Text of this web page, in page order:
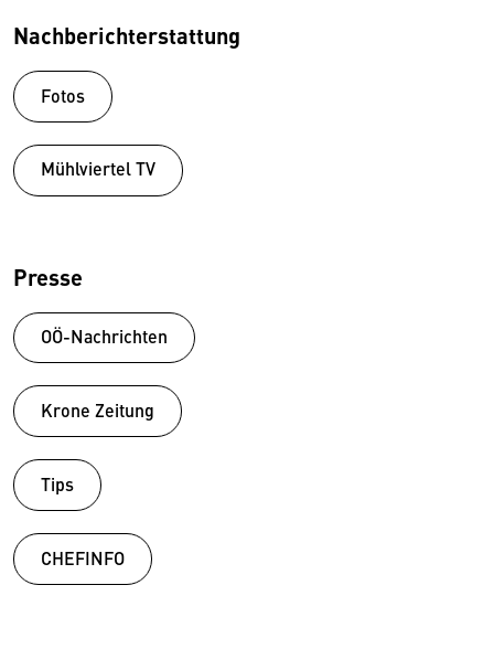
Nachberichterstattung
Fotos
Mühlviertel TV
Presse
OÖ-Nachrichten
Krone Zeitung
Tips
CHEFINFO